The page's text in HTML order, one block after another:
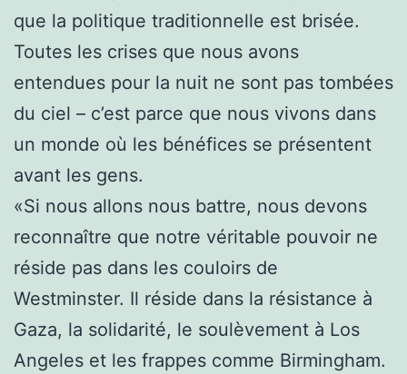
que la politique traditionnelle est brisée.
Toutes les crises que nous avons
entendues pour la nuit ne sont pas tombées
du ciel – c’est parce que nous vivons dans
un monde où les bénéfices se présentent
avant les gens.
«Si nous allons nous battre, nous devons
reconnaître que notre véritable pouvoir ne
réside pas dans les couloirs de
Westminster. Il réside dans la résistance à
Gaza, la solidarité, le soulèvement à Los
Angeles et les frappes comme Birmingham.